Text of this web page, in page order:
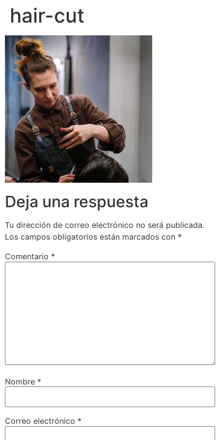
hair-cut
Deja una respuesta
Tu dirección de correo electrónico no será publicada.
Los campos obligatorios están marcados con *
Comentario *
Nombre *
Correo electrónico *